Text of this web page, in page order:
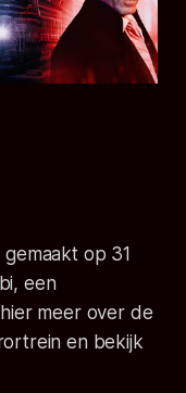
op 31
een
meer over de
en bekijk